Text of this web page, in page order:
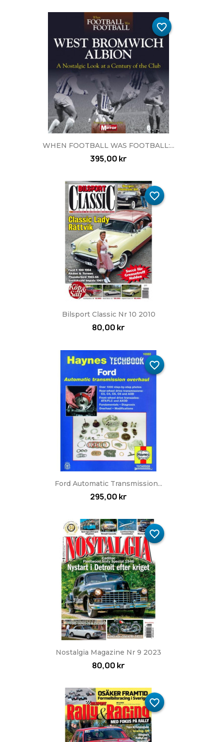
WHEN FOOTBALL WAS FOOTBALL:...
395,00 kr
favorite_border
Bilsport Classic Nr 10 2010
80,00 kr
favorite_border
Ford Automatic Transmission...
295,00 kr
favorite_border
Nostalgia Magazine Nr 9 2023
80,00 kr
favorite_border
favorite_border